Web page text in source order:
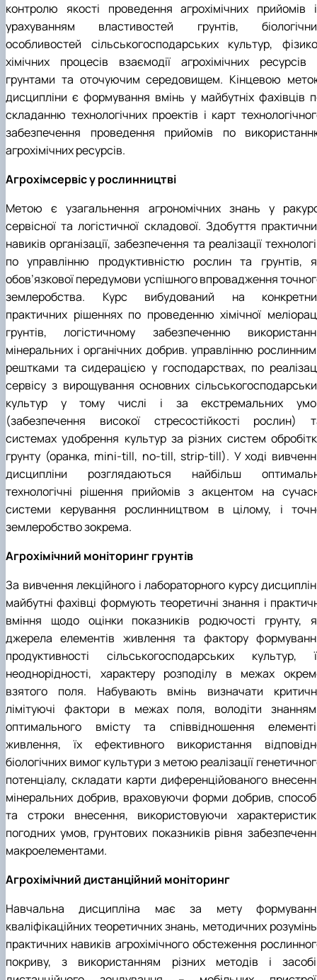
контролю якості проведення агрохімічних прийомів
урахуванням властивостей грунтів,
особливостей сільськогосподарських культур,
хімічних процесів взаємодії агрохімічних ресурсів
грунтами та оточуючим середовищем. Кінцевою
дисципліни є формування вмінь у майбутніх фахівців
складанню технологічних проектів і карт
забезпечення проведення прийомів по
агрохімічних ресурсів.
Агрохімсервіс у рослинництві
Метою є узагальнення агрономічних знань у
сервісної та логістичної складової. Здобуття
навиків організації, забезпечення та реалізації
по управлінню продуктивністю рослин та грунтів,
обов’язкової передумови успішного впровадження
землеробства. Курс вибудований на
практичних рішеннях по проведенню хімічної
грунтів, логістичному забезпеченню
мінеральних і органічних добрив. управлінню
рештками та сидерацією у господарствах, по
сервісу з вирощування основних
культур у тому числі і за екстремальних
(забезпечення високої стресостійкості рослин)
системах удобрення культур за різних систем
грунту (оранка, mini-till, no-till, strip-till). У ході
дисципліни розглядаються найбільш
технологічні рішення прийомів з акцентом на
системи керування рослинництвом в цілому, і
землеробство зокрема.
Агрохімічний моніторинг грунтів
За вивчення лекційного і лабораторного курсу
майбутні фахівці формують теоретичні знання і
вміння щодо оцінки показників родючості грунту,
джерела елементів живлення та фактору
продуктивності сільськогосподарських культур,
неоднорідності, характеру розподілу в межах
взятого поля. Набувають вмінь визначати
лімітуючі фактори в межах поля, володіти
оптимального вмісту та співвідношення
живлення, їх ефективного використання
біологічних вимог культури з метою реалізації
потенціалу, складати карти диференційованого
мінеральних добрив, враховуючи форми добрив,
та строки внесення, використовуючи
погодних умов, грунтових показників рівня
макроелемeнтами.
Агрохімічний дистанційний моніторинг
Навчальна дисципліна має за мету
кваліфікаційних теоретичних знань, методичних розумінь
практичних навиків агрохімічного обстеження
покриву, з використанням різних методів і